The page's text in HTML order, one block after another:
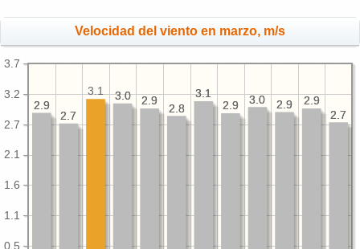
Velocidad del viento en marzo, m/s
0.5
1.1
1.6
2.1
2.7
3.2
3.7
2.7
2.9
2.9
3.0
2.9
3.1
2.8
2.9
3.0
2.7
2.9
2.7
2.9
2.9
3.0
2.9
3.1
2.8
2.9
3.0
3.1
2.7
2.9